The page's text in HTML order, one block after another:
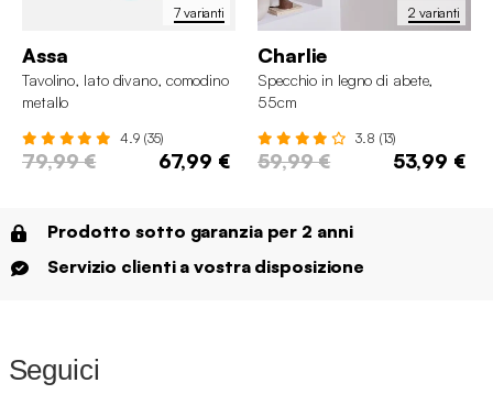
7 varianti
Assa
Tavolino, lato divano, comodino
metallo
4.9 (35)
79,99 € 67,99 €
2 varianti
Charlie
Specchio in legno di abete,
55cm
3.8 (13)
59,99 € 53,99 €
Prodotto sotto garanzia per 2 anni
Servizio clienti a vostra disposizione
Seguici